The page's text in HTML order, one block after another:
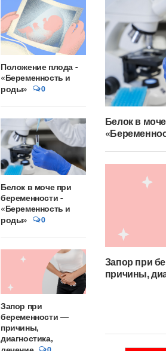
Положение плода - «Беременность и роды»...
Положение плода -
«Беременность и
роды»
0
Белок в моче при
беременности -
«Беременность и
роды»
0
Запор при
беременности —
причины,
диагностика,
Белок в
Запор при
причины,